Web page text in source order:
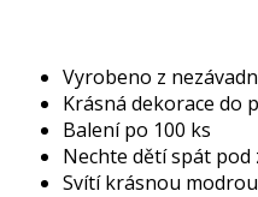
Vyrobeno z
Krásná dekorace do
Balení po 100 ks
Nechte dětí spát
Svítí krásnou